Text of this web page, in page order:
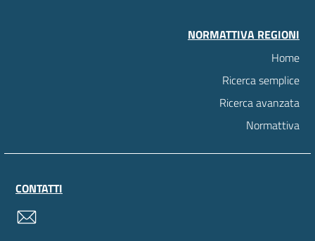
NORMATTIVA REGIONI
Home
Ricerca semplice
Ricerca avanzata
Normattiva
CONTATTI